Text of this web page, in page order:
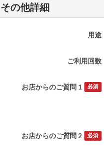
その他詳細
用途
ご利用回数
お店からのご質問 1 必須
お店からのご質問 2 必須